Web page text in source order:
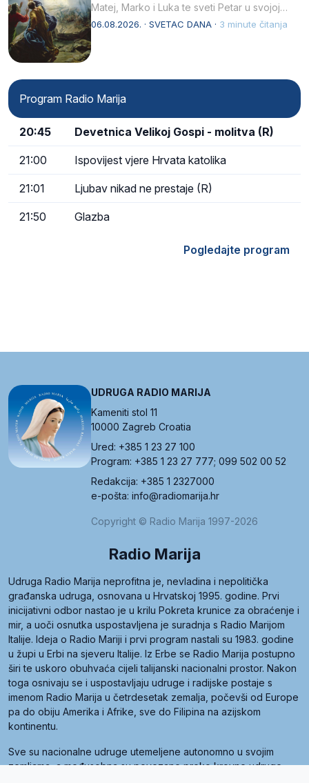
Matej, Marko i Luka te sveti Petar u svojoj
drugoj…
06.08.2026. · SVETAC DANA · 3 minute čitanja
Program Radio Marija
20:45 Devetnica Velikoj Gospi - molitva (R)
21:00 Ispovijest vjere Hrvata katolika
21:01 Ljubav nikad ne prestaje (R)
21:50 Glazba
Pogledajte program
UDRUGA RADIO MARIJA
Kameniti stol 11
10000 Zagreb Croatia
Ured: +385 1 23 27 100
Program: +385 1 23 27 777; 099 502 00 52
Redakcija: +385 1 2327000
e-pošta: info@radiomarija.hr
Copyright © Radio Marija 1997-2026
Radio Marija
Udruga Radio Marija neprofitna je, nevladina i nepolitička
građanska udruga, osnovana u Hrvatskoj 1995. godine. Prvi
inicijativni odbor nastao je u krilu Pokreta krunice za obraćenje i
mir, a uoči osnutka uspostavljena je suradnja s Radio Marijom
Italije. Ideja o Radio Mariji i prvi program nastali su 1983. godine
u župi u Erbi na sjeveru Italije. Iz Erbe se Radio Marija postupno
širi te uskoro obuhvaća cijeli talijanski nacionalni prostor. Nakon
toga osnivaju se i uspostavljaju udruge i radijske postaje s
imenom Radio Marija u četrdesetak zemalja, počevši od Europe
pa do obiju Amerika i Afrike, sve do Filipina na azijskom
kontinentu.
Sve su nacionalne udruge utemeljene autonomno u svojim
zemljama, a međusobna su povezane preko krovne udruge